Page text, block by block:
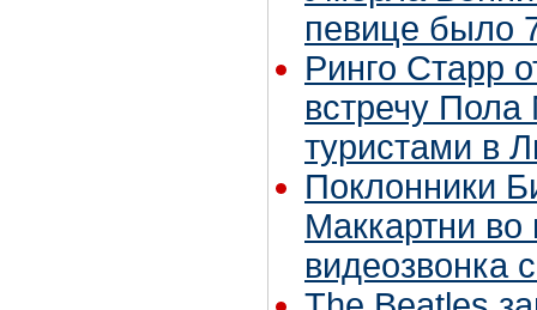
певице было
Ринго Старр
встречу Пола
туристами в
Поклонники
Маккартни во
видеозвонка